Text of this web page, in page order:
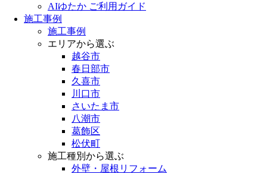
AIゆたか ご利用ガイド
施工事例
施工事例
エリアから選ぶ
越谷市
春日部市
久喜市
川口市
さいたま市
八潮市
葛飾区
松伏町
施工種別から選ぶ
外壁・屋根リフォーム